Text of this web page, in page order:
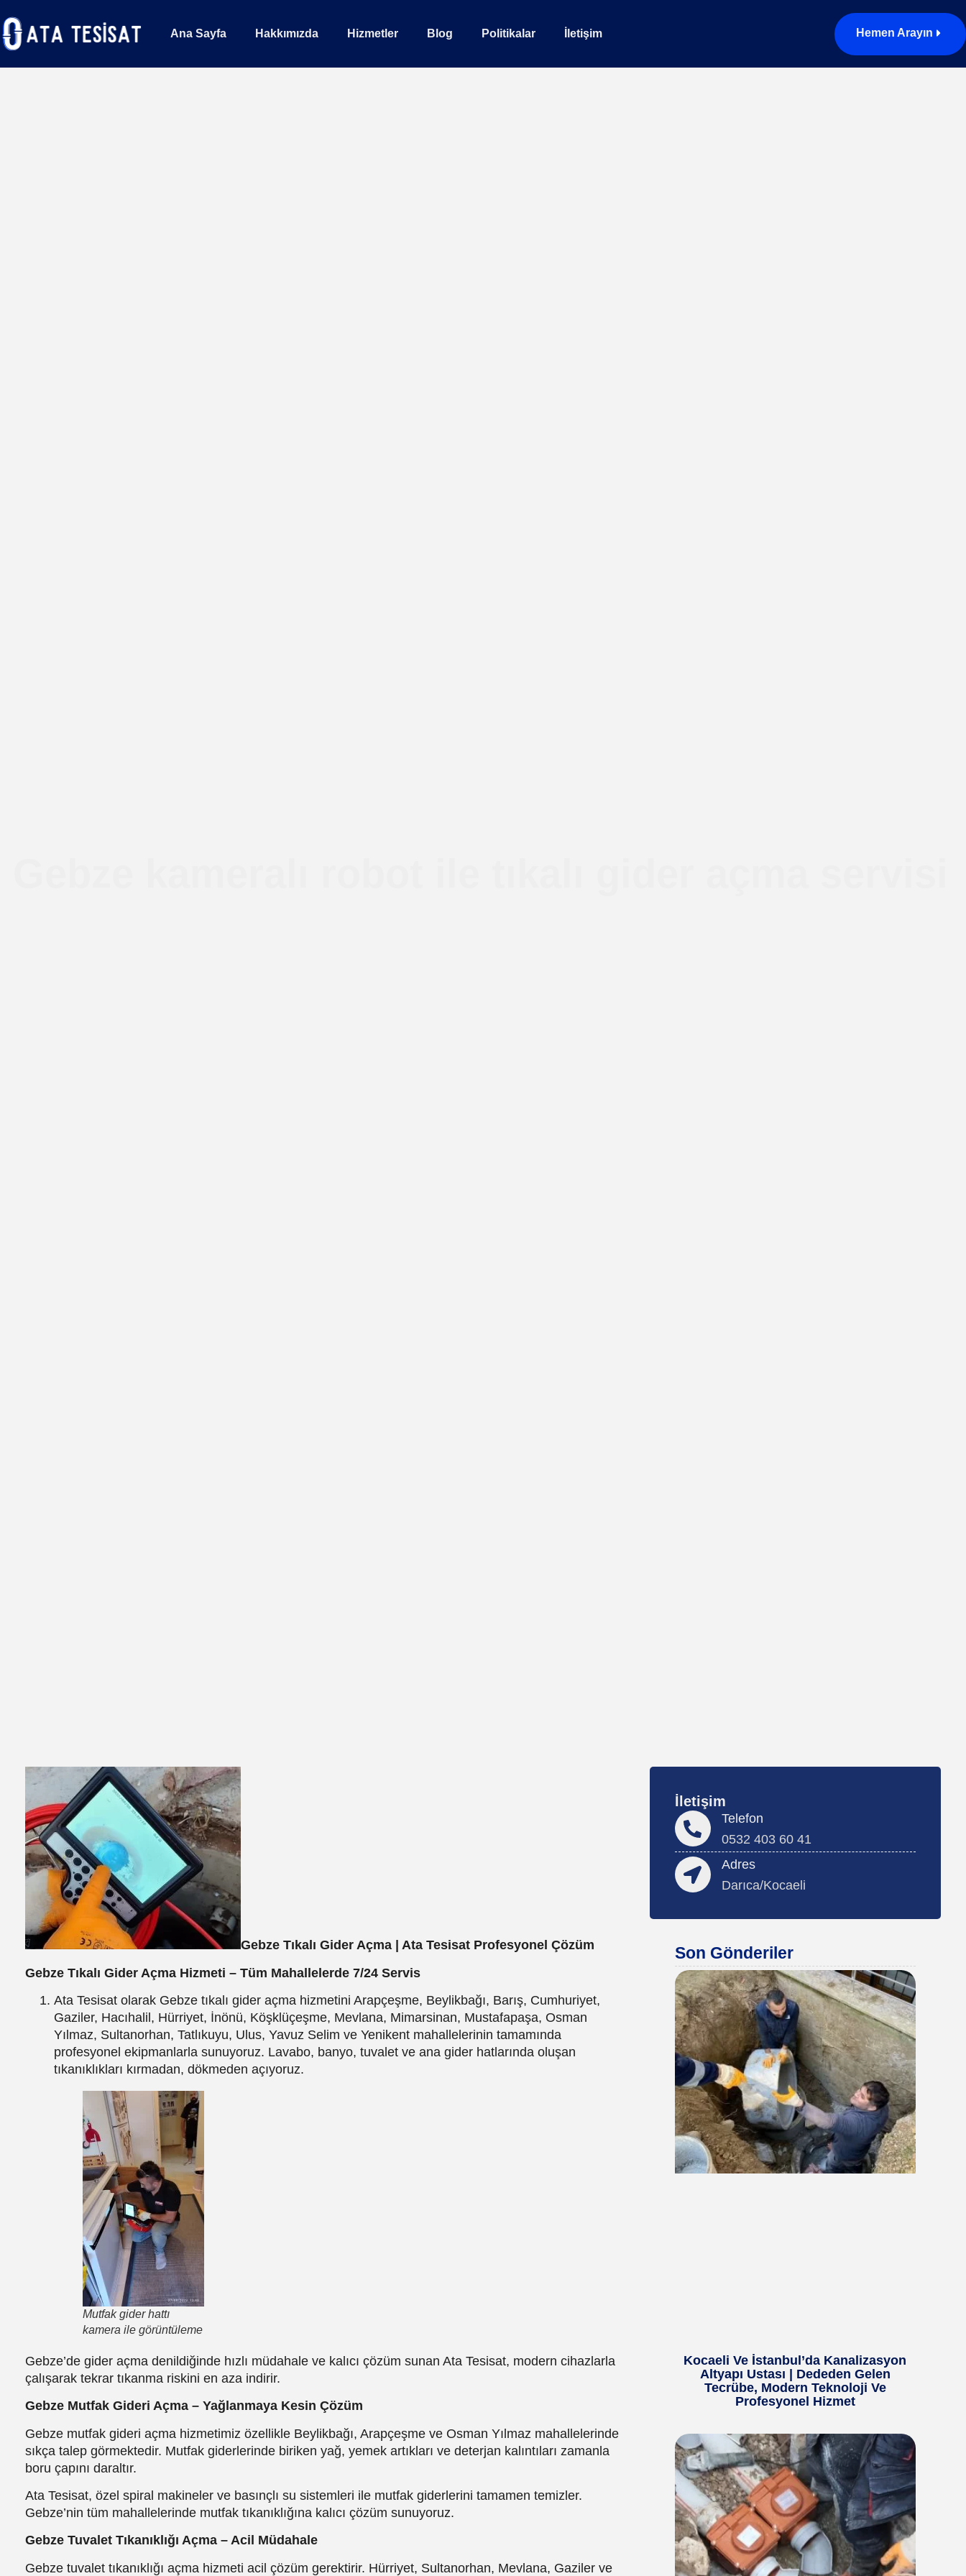
Ana Sayfa Hakkımızda Hizmetler Blog Politikalar İletişim Hemen Arayın
Gebze Tıkalı Gider Açma | Ata Tesisat Profesyonel Çözüm
Gebze Tıkalı Gider Açma Hizmeti – Tüm Mahallelerde 7/24 Servis
Ata Tesisat olarak Gebze tıkalı gider açma hizmetini Arapçeşme, Beylikbağı, Barış, Cumhuriyet,
Gaziler, Hacıhalil, Hürriyet, İnönü, Köşklüçeşme, Mevlana, Mimarsinan, Mustafapaşa, Osman
Yılmaz, Sultanorhan, Tatlıkuyu, Ulus, Yavuz Selim ve Yenikent mahallelerinin tamamında
profesyonel ekipmanlarla sunuyoruz. Lavabo, banyo, tuvalet ve ana gider hatlarında oluşan
tıkanıklıkları kırmadan, dökmeden açıyoruz.­
Mutfak gider hattı
kamera ile görüntüleme
Gebze’de gider açma denildiğinde hızlı müdahale ve kalıcı çözüm sunan Ata Tesisat, modern cihazlarla
çalışarak tekrar tıkanma riskini en aza indirir.
Gebze Mutfak Gideri Açma – Yağlanmaya Kesin Çözüm
Gebze mutfak gideri açma hizmetimiz özellikle Beylikbağı, Arapçeşme ve Osman Yılmaz mahallelerinde
sıkça talep görmektedir. Mutfak giderlerinde biriken yağ, yemek artıkları ve deterjan kalıntıları zamanla
boru çapını daraltır.
Ata Tesisat, özel spiral makineler ve basınçlı su sistemleri ile mutfak giderlerini tamamen temizler.
Gebze’nin tüm mahallelerinde mutfak tıkanıklığına kalıcı çözüm sunuyoruz.
Gebze Tuvalet Tıkanıklığı Açma – Acil Müdahale
Gebze tuvalet tıkanıklığı açma hizmeti acil çözüm gerektirir. Hürriyet, Sultanorhan, Mevlana, Gaziler ve
İletişim
Telefon
0532 403 60 41
Adres
Darıca/Kocaeli
Son Gönderiler
Kocaeli Ve İstanbul’da Kanalizasyon
Altyapı Ustası | Dededen Gelen
Tecrübe, Modern Teknoloji Ve
Profesyonel Hizmet